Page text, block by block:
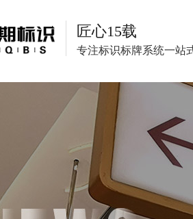
匠心15载
专注标识标牌系统一站